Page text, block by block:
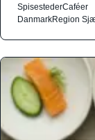
SpisestederCaféer
DanmarkRegion